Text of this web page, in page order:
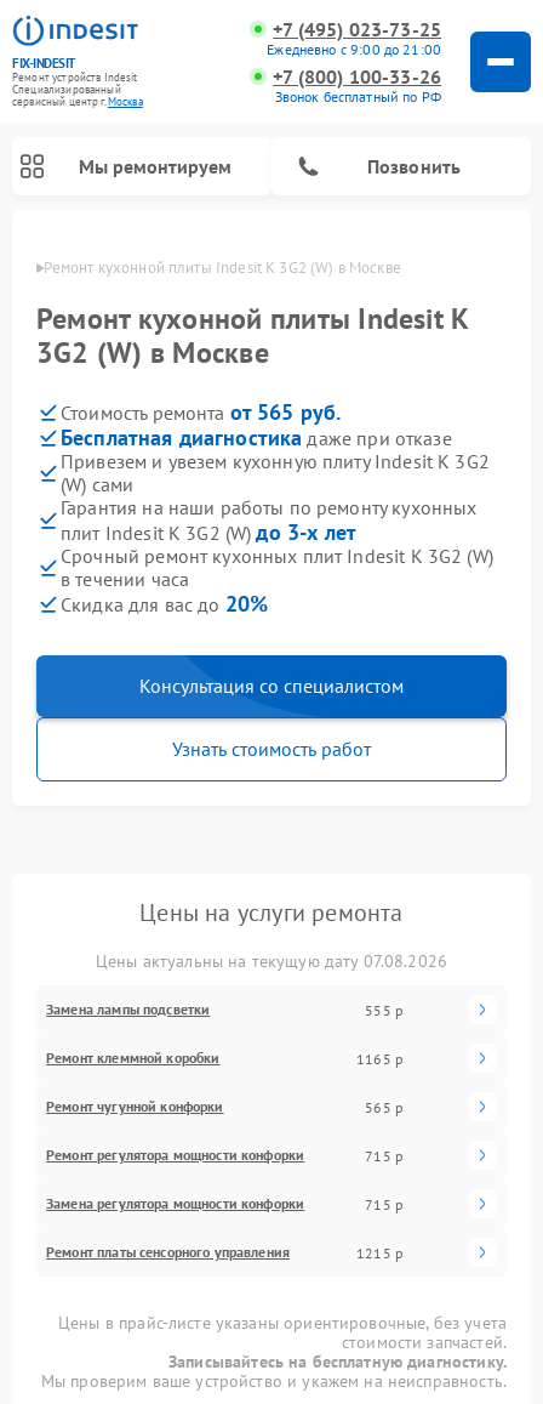
FIX-INDESIT
Ремонт устройств Indesit
Специализированный
cервисный центр г.Москва
+7 (495) 023-73-25
Ежедневно с 9:00 до 21:00
+7 (800) 100-33-26
Звонок бесплатный по РФ
Мы ремонтируем Позвонить
Ремонт кухонной плиты Indesit K 3G2 (W) в Москве
Ремонт кухонной плиты Indesit K
3G2 (W) в Москве
Стоимость ремонта от 565 руб.
Бесплатная диагностика даже при отказе
Привезем и увезем кухонную плиту Indesit K 3G2
(W) сами
Гарантия на наши работы по ремонту кухонных
плит Indesit K 3G2 (W)до 3-х лет
Срочный ремонт кухонных плит Indesit K 3G2 (W)
в течении часа
Скидка для вас до 20%
Консультация со специалистом
Узнать стоимость работ
Цены на услуги ремонта
Цены актуальны на текущую дату 07.08.2026
Замена лампы подсветки 555 р
Ремонт клеммной коробки 1165 р
Ремонт чугунной конфорки 565 р
Ремонт регулятора мощности конфорки 715 р
Замена регулятора мощности конфорки 715 р
Ремонт платы сенсорного управления 1215 р
Цены в прайс-листе указаны ориентировочные, без учета
стоимости запчастей.
Записывайтесь на бесплатную диагностику.
Мы проверим ваше устройство и укажем на неисправность.